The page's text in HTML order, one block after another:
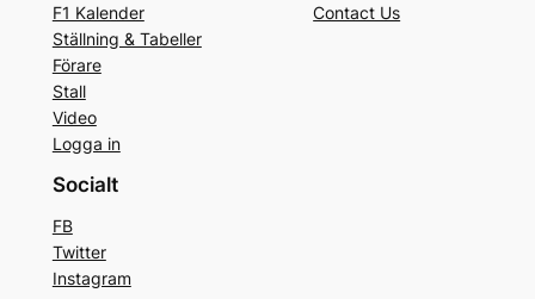
F1 Kalender
Ställning & Tabeller
Förare
Stall
Video
Logga in
Contact Us
Socialt
FB
Twitter
Instagram